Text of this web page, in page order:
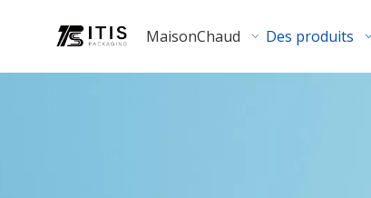
MaisonChaud Des produits